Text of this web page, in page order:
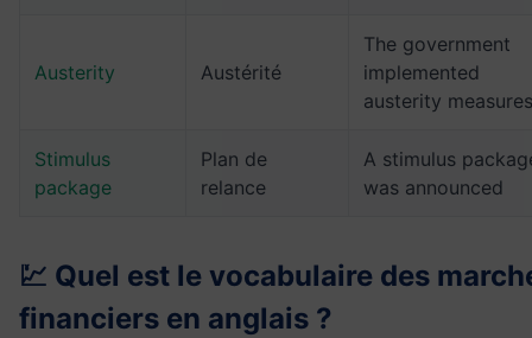
Austerity Austérité
The government
implemented
austerity measures
Stimulus
package
Plan de
relance
A stimulus
was announced
💹 Quel est le vocabulaire des
financiers en anglais ?